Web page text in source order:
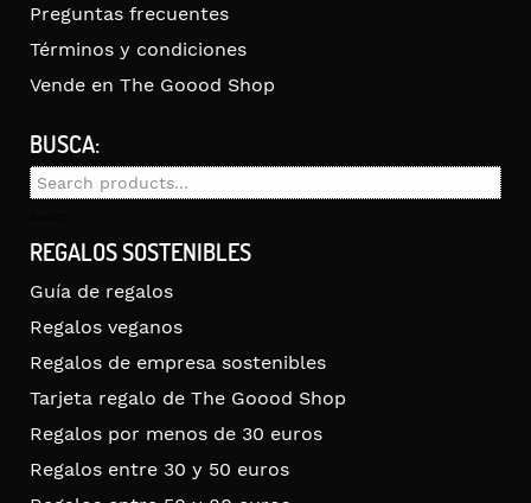
Preguntas frecuentes
Términos y condiciones
Vende en The Goood Shop
BUSCA:
Search
REGALOS SOSTENIBLES
Guía de regalos
Regalos veganos
Regalos de empresa sostenibles
Tarjeta regalo de The Goood Shop
Regalos por menos de 30 euros
Regalos entre 30 y 50 euros